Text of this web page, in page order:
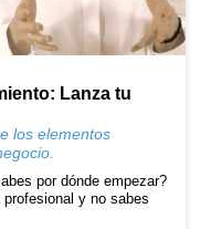
Lanza tu
los elementos
por dónde empezar?
y no sabes